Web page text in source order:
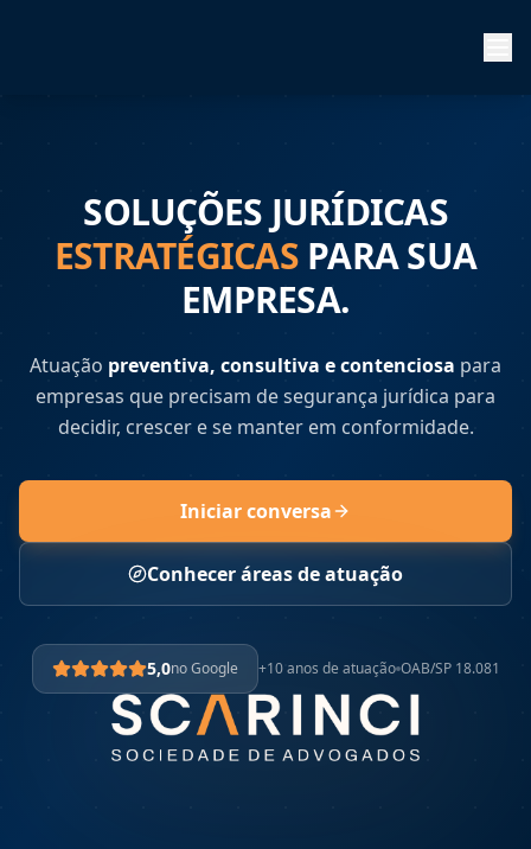
SOLUÇÕES JURÍDICAS
ESTRATÉGICAS PARA SUA
EMPRESA.
Atuação preventiva, consultiva e contenciosa para
empresas que precisam de segurança jurídica para
decidir, crescer e se manter em conformidade.
Iniciar conversa
Conhecer áreas de atuação
5,0no Google +10 anos de atuação OAB/SP 18.081